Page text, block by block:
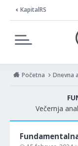
KapitalRS
Početna Dnevna
Večernja